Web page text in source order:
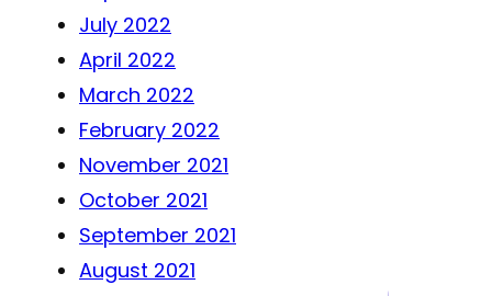
July 2022
April 2022
March 2022
February 2022
November 2021
October 2021
September 2021
August 2021